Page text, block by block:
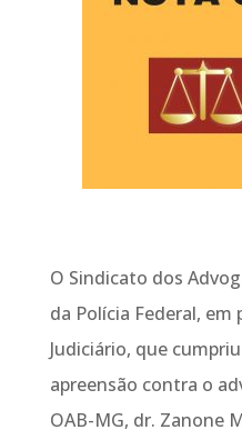
O Sindicato dos
da Polícia Federal,
Judiciário, que
apreensão contra o
OAB-MG, dr. Zanone